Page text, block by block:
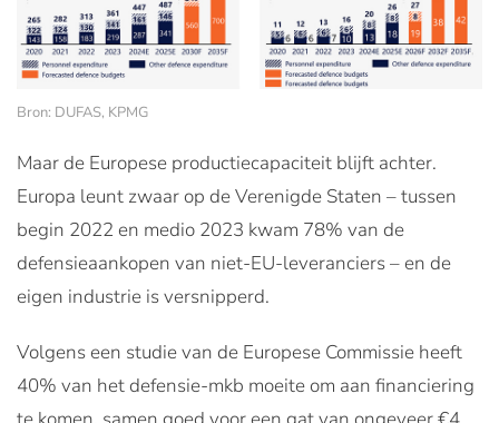
Bron: DUFAS, KPMG
Maar de Europese productiecapaciteit blijft achter.
Europa leunt zwaar op de Verenigde Staten – tussen
begin 2022 en medio 2023 kwam 78% van de
defensieaankopen van niet-EU-leveranciers – en de
eigen industrie is versnipperd.
Volgens een studie van de Europese Commissie heeft
40% van het defensie-mkb moeite om aan financiering